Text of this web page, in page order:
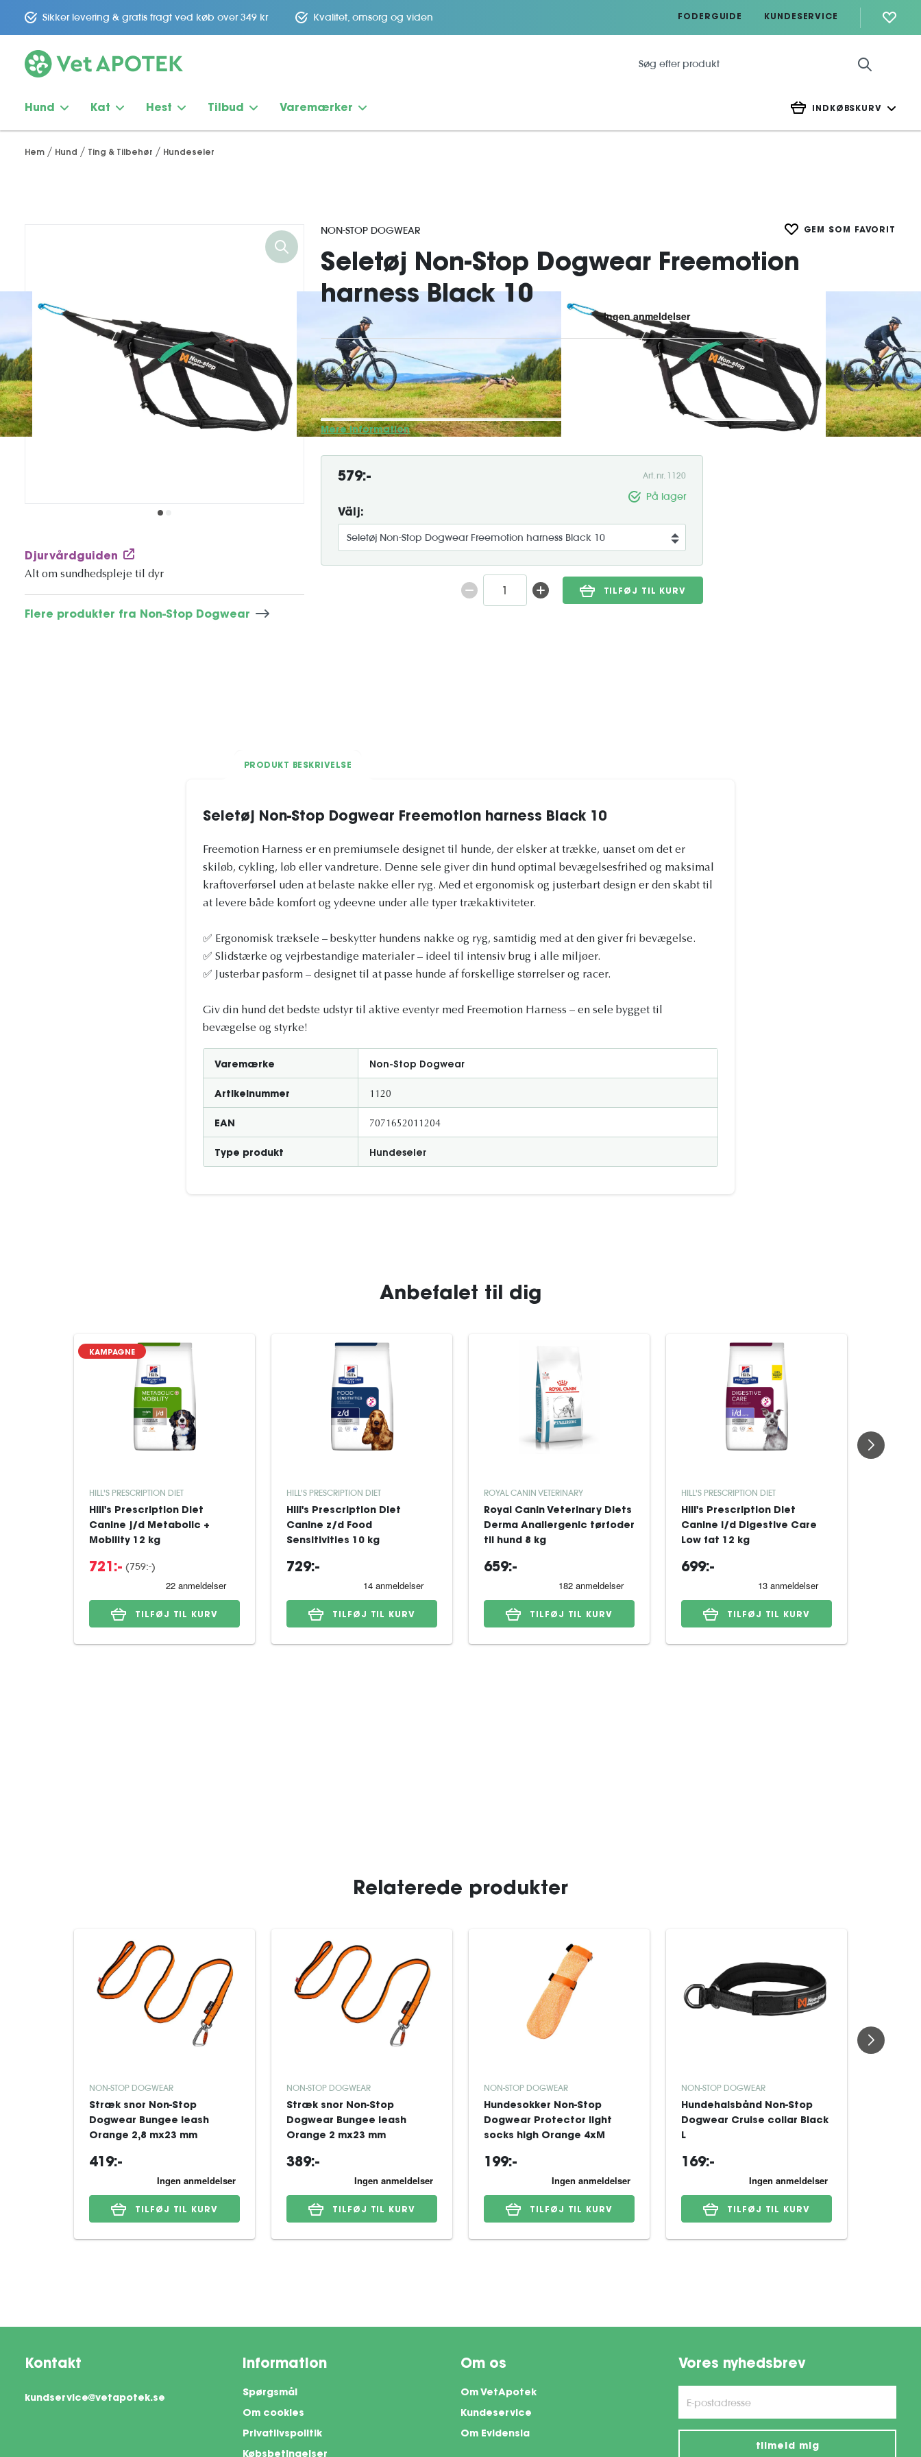
Sikker levering & gratis fragt ved køb over 349 kr Kvalitet, omsorg og viden FODERGUIDE KUNDESERVICE
Hund Kat Hest Tilbud Varemærker INDKØBSKURV
Hem Hund Ting & Tilbehør Hundeseler
Djurvårdguiden
Alt om sundhedspleje til dyr
Flere produkter fra Non-Stop Dogwear
NON-STOP DOGWEAR GEM SOM FAVORIT
Seletøj Non-Stop Dogwear Freemotion
harness Black 10
Freemotion Harness er en premiumsele designet til hunde, der elsker at trække, uanset om
det er skiløb, cykling, løb eller vandreture. Denne sele giver din hund optimal
bevægelsesfrihed og maksimal kraftoverførsel uden at belaste nakke eller ryg. Med et
ergonomisk og justerbart design er den skabt til at l...
Mere information
579:- Art. nr. 1120
På lager
Välj:
TILFØJ TIL KURV
PRODUKT BESKRIVELSE
Seletøj Non-Stop Dogwear Freemotion harness Black 10
Freemotion Harness er en premiumsele designet til hunde, der elsker at trække, uanset om det er
skiløb, cykling, løb eller vandreture. Denne sele giver din hund optimal bevægelsesfrihed og maksimal
kraftoverførsel uden at belaste nakke eller ryg. Med et ergonomisk og justerbart design er den skabt til
at levere både komfort og ydeevne under alle typer trækaktiviteter.
✅ Ergonomisk træksele – beskytter hundens nakke og ryg, samtidig med at den giver fri bevægelse.
✅ Slidstærke og vejrbestandige materialer – ideel til intensiv brug i alle miljøer.
✅ Justerbar pasform – designet til at passe hunde af forskellige størrelser og racer.
Giv din hund det bedste udstyr til aktive eventyr med Freemotion Harness – en sele bygget til
bevægelse og styrke!
Varemærke Non-Stop Dogwear
Artikelnummer 1120
EAN 7071652011204
Type produkt Hundeseler
Anbefalet til dig
KAMPAGNE
HILL'S PRESCRIPTION DIET
Hill's Prescription Diet
Canine j/d Metabolic +
Mobility 12 kg
721:- (759:-)
TILFØJ TIL KURV
HILL'S PRESCRIPTION DIET
Hill's Prescription Diet
Canine z/d Food
Sensitivities 10 kg
729:-
TILFØJ TIL KURV
ROYAL CANIN VETERINARY
Royal Canin Veterinary Diets
Derma Anallergenic tørfoder
til hund 8 kg
659:-
TILFØJ TIL KURV
HILL'S PRESCRIPTION DIET
Hill's Prescription Diet
Canine i/d Digestive Care
Low fat 12 kg
699:-
TILFØJ TIL KURV
Relaterede produkter
NON-STOP DOGWEAR
Stræk snor Non-Stop
Dogwear Bungee leash
Orange 2,8 mx23 mm
419:-
TILFØJ TIL KURV
NON-STOP DOGWEAR
Stræk snor Non-Stop
Dogwear Bungee leash
Orange 2 mx23 mm
389:-
TILFØJ TIL KURV
NON-STOP DOGWEAR
Hundesokker Non-Stop
Dogwear Protector light
socks high Orange 4xM
199:-
TILFØJ TIL KURV
NON-STOP DOGWEAR
Hundehalsbånd Non-Stop
Dogwear Cruise collar Black
L
169:-
TILFØJ TIL KURV
Kontakt
kundservice@vetapotek.se
Information
Spørgsmål
Om cookies
Privatlivspolitik
Købsbetingelser
Om os
Om VetApotek
Kundeservice
Om Evidensia
Vores nyhedsbrev
tilmeld mig